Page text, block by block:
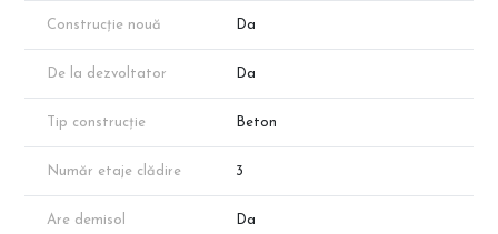
Construcție nouă Da
De la dezvoltator Da
Tip construcție Beton
Număr etaje clădire 3
Are demisol Da